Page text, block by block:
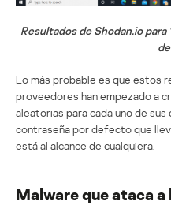
Resultados de Shodan.io
Lo más probable es que estos
proveedores han empezado a
aleatorias para cada uno de
contraseña por defecto que
está al alcance de cualquiera.
Malware que ataca